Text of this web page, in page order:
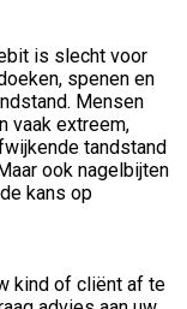
is slecht voor
spenen en
Mensen
vaak extreem,
tandstand
ook nagelbijten
kans op
kind of cliënt af te